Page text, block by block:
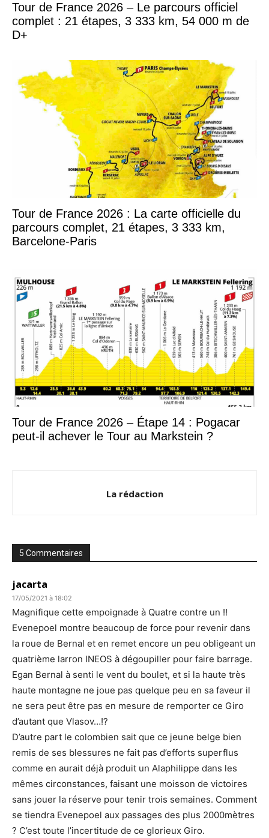
Tour de France 2026 – Le parcours officiel
complet : 21 étapes, 3 333 km, 54 000 m de
D+
Tour de France 2026 : La carte officielle du
parcours complet, 21 étapes, 3 333 km,
Barcelone-Paris
Tour de France 2026 – Étape 14 : Pogacar
peut-il achever le Tour au Markstein ?
La rédaction
5 Commentaires
jacarta
17/05/2021 à 18:02
Magnifique cette empoignade à Quatre contre un !!
Evenepoel montre beaucoup de force pour revenir dans
la roue de Bernal et en remet encore un peu obligeant un
quatrième larron INEOS à dégoupiller pour faire barrage.
Egan Bernal à senti le vent du boulet, et si la haute très
haute montagne ne joue pas quelque peu en sa faveur il
ne sera peut être pas en mesure de remporter ce Giro
d’autant que Vlasov…!?
D’autre part le colombien sait que ce jeune belge bien
remis de ses blessures ne fait pas d’efforts superflus
comme en aurait déjà produit un Alaphilippe dans les
mêmes circonstances, faisant une moisson de victoires
sans jouer la réserve pour tenir trois semaines. Comment
se tiendra Evenepoel aux passages des plus 2000mètres
? C’est toute l’incertitude de ce glorieux Giro.